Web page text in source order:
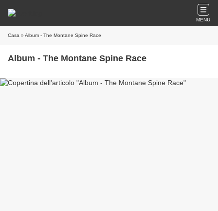
MENU
Casa » Album - The Montane Spine Race
Album - The Montane Spine Race